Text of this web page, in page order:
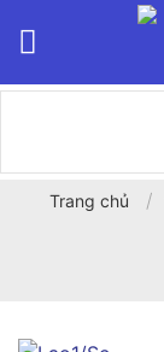
Trang chủ /